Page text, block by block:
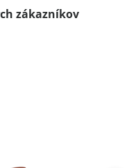
zákazníkov